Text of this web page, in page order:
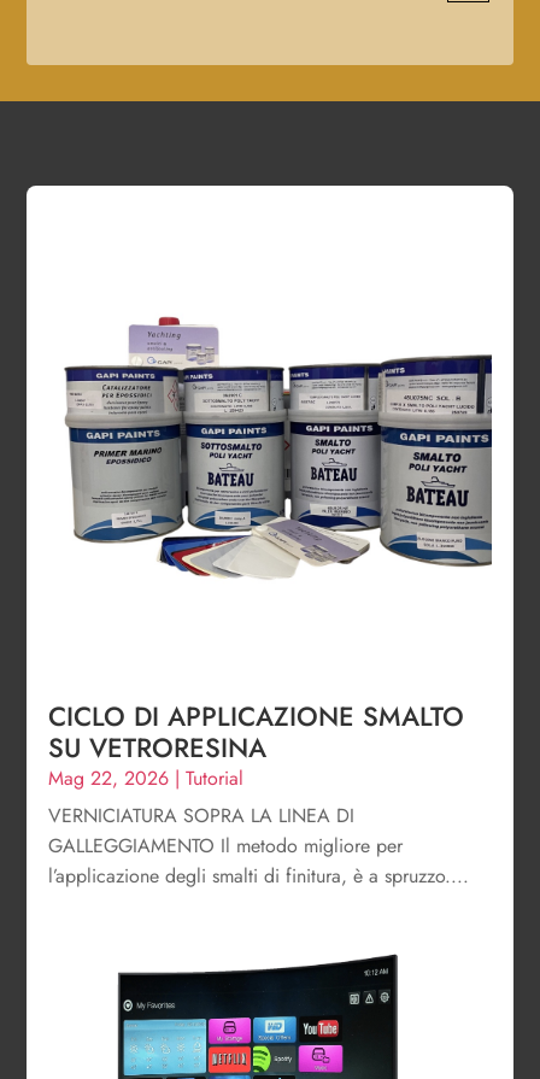
CICLO DI APPLICAZIONE SMALTO
SU VETRORESINA
Mag 22, 2026 |Tutorial
VERNICIATURA SOPRA LA LINEA DI
GALLEGGIAMENTO Il metodo migliore per
l’applicazione degli smalti di finitura, è a spruzzo....